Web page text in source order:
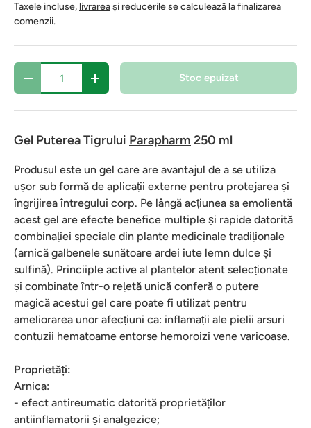
Taxele incluse, livrareași reducerile se calculează la finalizarea
comenzii.
Cantitate
- + Stoc epuizat
Gel Puterea Tigrului Parapharm 250 ml
Produsul este un gel care are avantajul de a se utiliza
ușor sub formă de aplicații externe pentru protejarea și
îngrijirea întregului corp. Pe lângă acțiunea sa emolientă
acest gel are efecte benefice multiple și rapide datorită
combinației speciale din plante medicinale tradiționale
(arnică galbenele sunătoare ardei iute lemn dulce și
sulfină). Princiiple active al plantelor atent selecționate
și combinate într-o rețetă unică conferă o putere
magică acestui gel care poate fi utilizat pentru
ameliorarea unor afecțiuni ca: inflamații ale pielii arsuri
contuzii hematoame entorse hemoroizi vene varicoase.
Proprietăți:
Arnica:
- efect antireumatic datorită proprietăților
antiinflamatorii și analgezice;